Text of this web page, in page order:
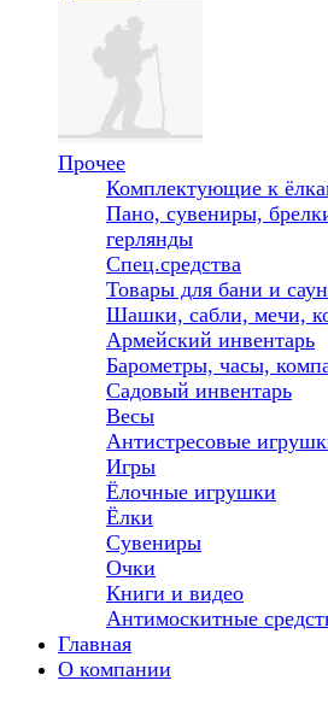
Прочее
Комплектующие к
Пано, сувениры,
герлянды
Спец.средства
Товары для бани и
Шашки, сабли, мечи,
Армейский инвентарь
Барометры, часы,
Садовый инвентарь
Весы
Антистресовые
Игры
Ёлочные игрушки
Ёлки
Сувениры
Очки
Книги и видео
Антимоскитные
Главная
О компании